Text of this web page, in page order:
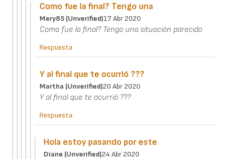
Como fue la final? Tengo una
Mery85 (unverified)17 Abr 2020
Como fue la final? Tengo una situación parecido
Respuesta
Y al final que te ocurrió ???
Martha (unverified)20 Abr 2020
Y al final que te ocurrió ???
Respuesta
Hola estoy pasando por este
Diane (unverified)24 Abr 2020